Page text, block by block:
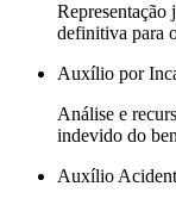
Representação
definitiva para
Auxílio por
Análise e
indevido do
Auxílio